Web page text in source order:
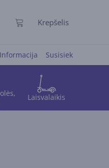
Krepšelis
Informacija Susisiek
Laisvalaikis